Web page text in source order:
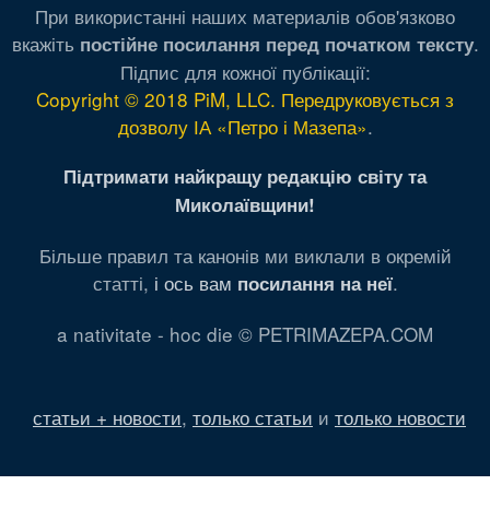
При використанні наших материалів обов'язково
вкажіть постійне посилання перед початком тексту.
Підпис для кожної публікації:
Copyright © 2018 PiM, LLC. Передруковується з
дозволу ІА «Петро і Мазепа».
Підтримати найкращу редакцію світу та
Миколаївщини!
Більше правил та канонів ми виклали в окремій
статті, і ось вам посилання на неї.
a nativitate - hoc die © PETRIMAZEPA.COM
статьи + новости, только статьи и только новости